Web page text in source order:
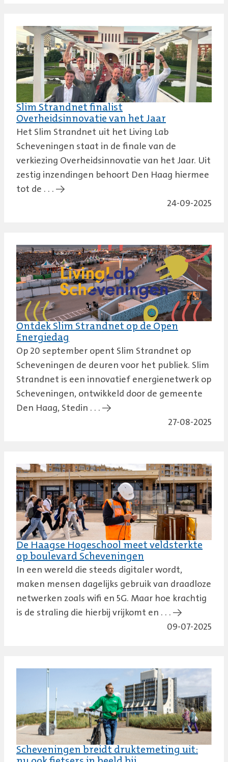
Slim Strandnet finalist
Overheidsinnovatie van het Jaar
Het Slim Strandnet uit het Living Lab
Scheveningen staat in de finale van de
verkiezing Overheidsinnovatie van het Jaar. Uit
zestig inzendingen behoort Den Haag hiermee
tot de . . . →
24-09-2025
Ontdek Slim Strandnet op de Open
Energiedag
Op 20 september opent Slim Strandnet op
Scheveningen de deuren voor het publiek. Slim
Strandnet is een innovatief energienetwerk op
Scheveningen, ontwikkeld door de gemeente
Den Haag, Stedin . . . →
27-08-2025
De Haagse Hogeschool meet veldsterkte
op boulevard Scheveningen
In een wereld die steeds digitaler wordt,
maken mensen dagelijks gebruik van draadloze
netwerken zoals wifi en 5G. Maar hoe krachtig
is de straling die hierbij vrijkomt en . . . →
09-07-2025
Scheveningen breidt druktemeting uit: